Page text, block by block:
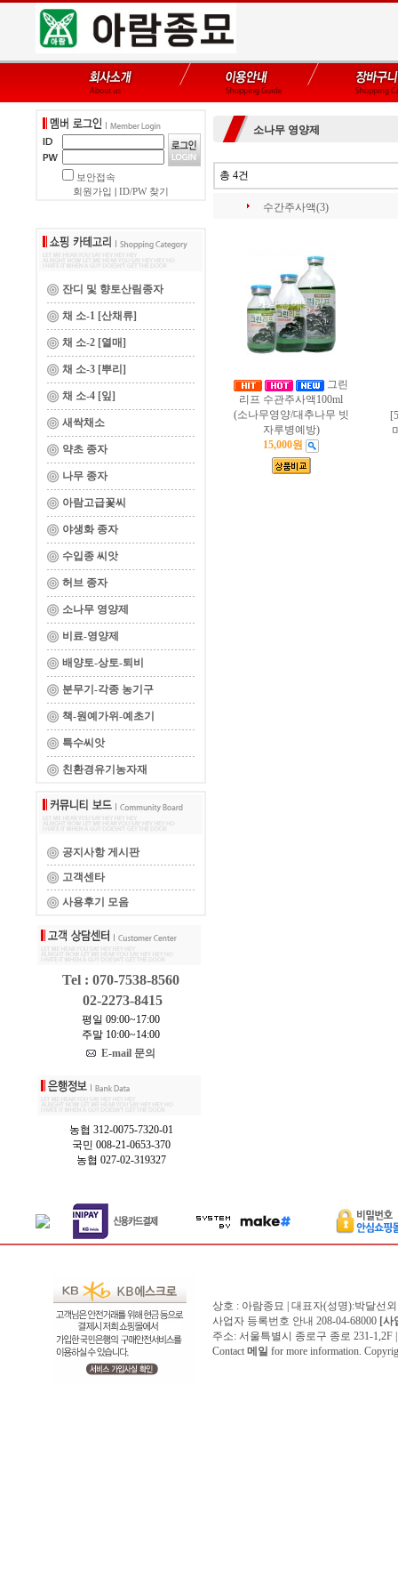
보안접속
회원가입
ID/PW 찾기
잔디 및 향토산림종자
채 소-1 [산채류]
채 소-2 [열매]
채 소-3 [뿌리]
채 소-4 [잎]
새싹채소
약초 종자
나무 종자
아람고급꽃씨
야생화 종자
수입종 씨앗
허브 종자
소나무 영양제
비료-영양제
배양토-상토-퇴비
분무기-각종 농기구
책-원예가위-예초기
특수씨앗
친환경유기농자재
공지사항 게시판
고객센타
사용후기 모음
Tel : 070-7538-8560
02-2273-8415
평일 09:00~17:00
주말 10:00~14:00
E-mail 문의
농협 312-0075-7320-01
국민 008-21-0653-370
농협 027-02-319327
소나무 영양제
총 4건
수간주사액(3)
그린
리프 수관주사액100ml
(소나무영양/대추나무 빗
자루병예방)
15,000원
상호 : 아람종묘 | 대표자(성명):박달선
사업자 등록번호 안내 208-04-68000 [사
주소: 서울특별시 종로구 종로 231-1,2F
Contact 메일 for more information.